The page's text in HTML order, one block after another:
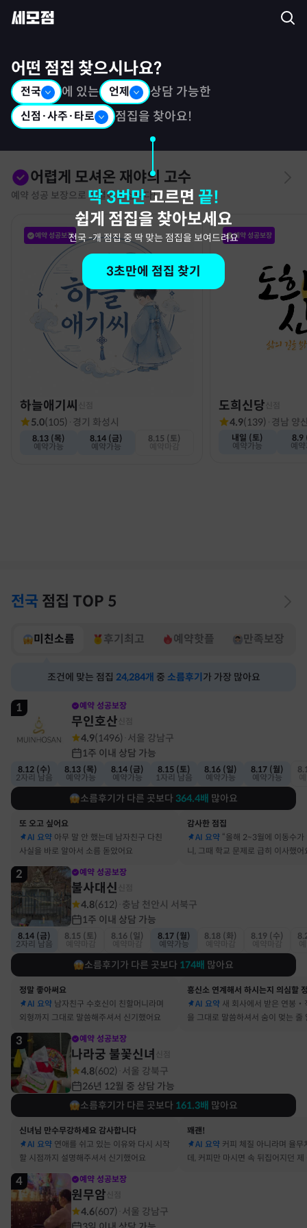
어떤 점집 찾으시나요?
전국 에 있는 언제 상담 가능한
신점·사주·타로 점집을 찾아요!
딱 3번만 고르면 끝!
쉽게 점집을 찾아보세요
전국-개 점집 중 딱 맞는 점집을 보여드려요
3초만에 점집 찾기
어렵게 모셔온 재야의 고수
예약 성공 보장으로 특별히 모십니다!
예약 성공보장
하늘애기씨
5.0(105) · 경기 화성시
8.13 (목)
예약가능
8.14 (금)
예약가능
8.15 (토)
예약 성공보장
도희신당
4.9(139) · 경남 양
내일 (토)
예약가능
8.9
예
전국 점집 TOP 5
미친소름 후기최고 예약핫플 만족보장
조건에 맞는 점집 24,284개 중 소름후기 가 가장 많아요
1 예약 성공보장
무인호산
4.9(1496) 서울 강남구
1주 이내 상담 가능
8.12 (수)
2자리 남음
8.13 (목)
예약가능
8.14 (금)
예약가능
8.15 (토)
1자리 남음
8.16 (일)
예약가능
8.17 (월)
예약가능
소름후기가 다른 곳보다 364.4배 많아요
또 오고 싶어요
AI 요약 아무 말 안 했는데 남자친구 다친
사실을 바로 알아서 소름 돋았어요
감사한 점집
AI 요약 “올해 2~3월에 이동수가
니, 그때 학교 문제로 급히 이사했어
2 예약 성공보장
불사대신
4.8(612) 충남 천안시 서북구
1주 이내 상담 가능
8.14 (금)
2자리 남음
8.15 (토)
8.16 (일)
8.17 (월)
예약가능
8.18 (화)
8.19 (수)
소름후기가 다른 곳보다 174배 많아요
정말 좋아써요
AI 요약 남자친구 수호신이 친할머니라며
외형까지 그대로 말씀해주셔서 신기했어요
AI 요약 새 회사에서 받은 연봉‧
을 그대로 말씀하셔서 숨이 멎는 줄
3 예약 성공보장
나라궁 불꽃신녀
4.8(602) 서울 강북구
26년 12월 중 상담 가능
소름후기가 다른 곳보다 161.3배 많아요
신녀님 만수무강하세요 감사합니다
AI 요약 연애를 쉬고 있는 이유와 다시 시작
할 시점까지 설명해주셔서 신기했어요
꽤괜!
AI 요약 커피 체질 아니라며 율무
데, 커피만 마시면 속 뒤집어지던 제
4 예약 성공보장
원무암
4.6(607) 서울 강남구